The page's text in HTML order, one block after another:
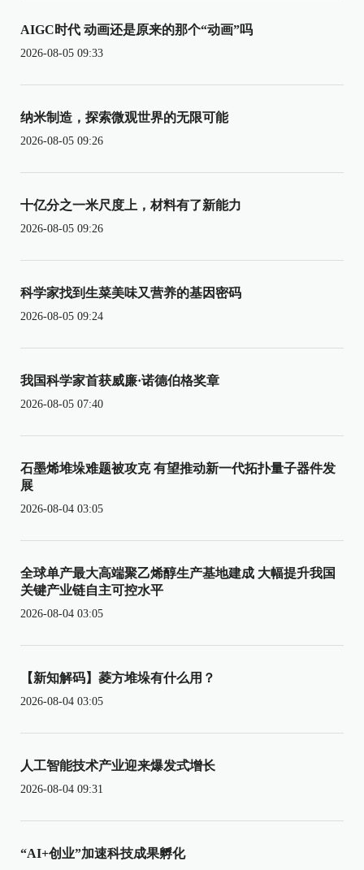
AIGC时代 动画还是原来的那个“动画”吗
2026-08-05 09:33
纳米制造，探索微观世界的无限可能
2026-08-05 09:26
十亿分之一米尺度上，材料有了新能力
2026-08-05 09:26
科学家找到生菜美味又营养的基因密码
2026-08-05 09:24
我国科学家首获威廉·诺德伯格奖章
2026-08-05 07:40
石墨烯堆垛难题被攻克 有望推动新一代拓扑量子器件发
展
2026-08-04 03:05
全球单产最大高端聚乙烯醇生产基地建成 大幅提升我国
关键产业链自主可控水平
2026-08-04 03:05
【新知解码】菱方堆垛有什么用？
2026-08-04 03:05
人工智能技术产业迎来爆发式增长
2026-08-04 09:31
“AI+创业”加速科技成果孵化